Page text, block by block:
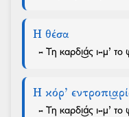
Η θέσα
- Τη καρδι͜άς ι-μ’ το
Η κόρ’
- Τη καρδι͜άς ι-μ’ το